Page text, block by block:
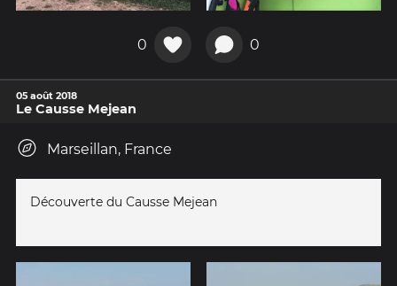
0 0
05 août 2018
Le Causse Mejean
Marseillan, France
Découverte du Causse Mejean